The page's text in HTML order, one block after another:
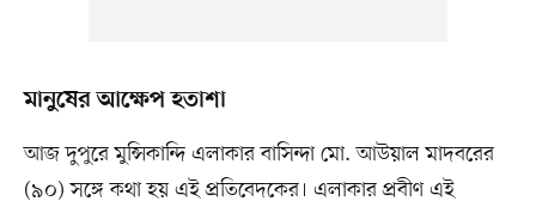
মানুষের আক্ষেপ হতাশা
আজ দুপুরে মুন্সিকান্দি এলাকার বাসিন্দা মো. আউয়াল মাদবরের
(৯০) সঙ্গে কথা হয় এই প্রতিবেদকের। এলাকার প্রবীণ এই